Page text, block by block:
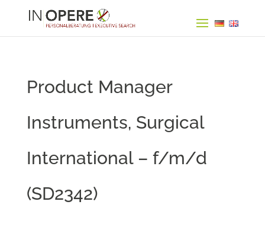
Product Manager
Instruments, Surgical
International – f/m/d
(SD2342)